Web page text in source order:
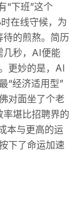
“下班”这个
在线守候，为
待的煎熬。简历
几秒，AI便能
更妙的是，AI
“经济适用型”
对面坐了个老
堪比招聘界的
本与更高的运
下了命运加速